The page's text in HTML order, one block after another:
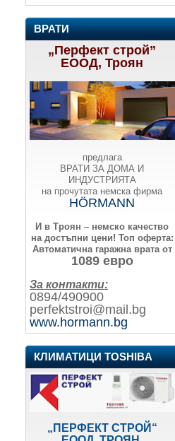
ВРАТИ
„Перфект строй”
ЕООД, Троян
предлага
ВРАТИ ЗА ДОМА И
ИНДУСТРИЯТА
на прочутата немска фирма
HÖRMANN
И в Троян – немско качество
на достъпни цени! Топ оферта:
Автоматична гаражна врата от
1089 евро
За контакти:
0894/490900
perfektstroi@mail.bg
www.hormann.bg
КЛИМАТИЦИ TOSHIBA
„ПЕРФЕКТ СТРОЙ“